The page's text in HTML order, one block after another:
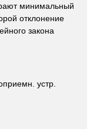
минимальный
отклонение
закона
устр.